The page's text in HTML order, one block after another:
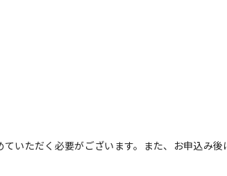
いただく必要がございます。また、お申込み